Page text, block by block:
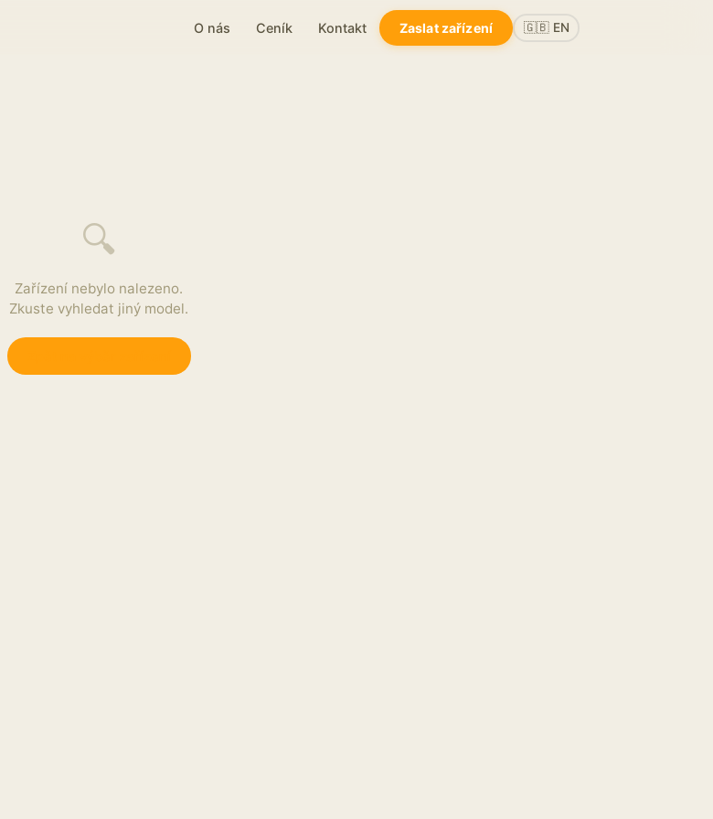
O nás Ceník Kontakt Zaslat zařízení 🇬🇧 EN
🔍
Zařízení nebylo nalezeno.
Zkuste vyhledat jiný model.